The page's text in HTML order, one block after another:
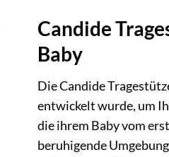
Candide
Baby
Die Candide
entwickelt wurde, um
die ihrem Baby vom
beruhigende